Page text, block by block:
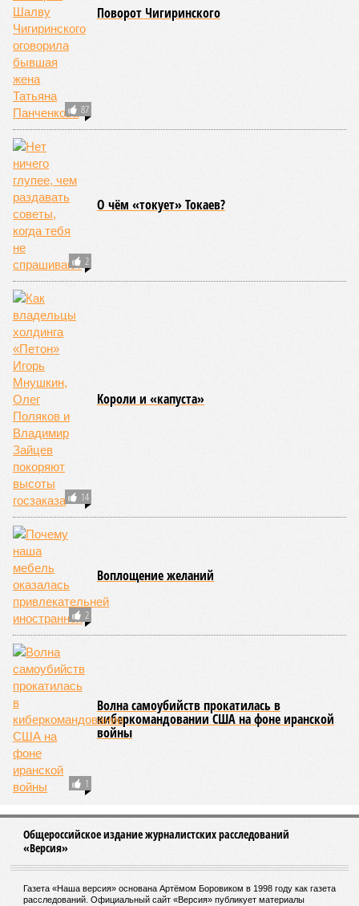
87
Поворот Чигиринского
2
О чём «токует» Токаев?
14
Kороли и «капуста»
2
Воплощение желаний
1
Волна самоубийств прокатилась в
киберкомандовании США на фоне иранской
войны
Общероссийское издание журналистских расследований
«Версия»
Газета «Наша версия» основана Артёмом Боровиком в 1998 году как газета
расследований. Официальный сайт «Версия» публикует материалы